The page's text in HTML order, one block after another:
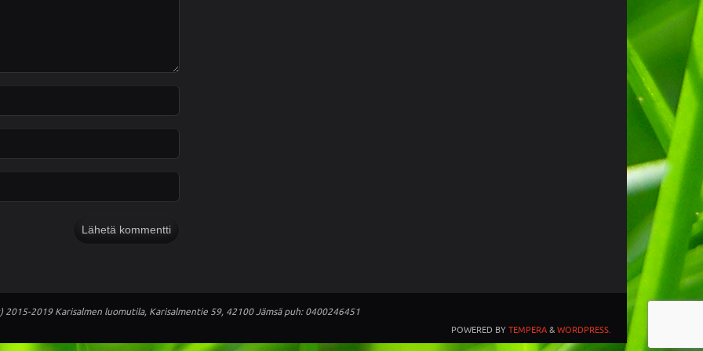
2015-2019 Karisalmen luomutila, Karisalmentie 59, 42100 Jämsä puh: 0400246451
POWERED BY TEMPERA & WORDPRESS.